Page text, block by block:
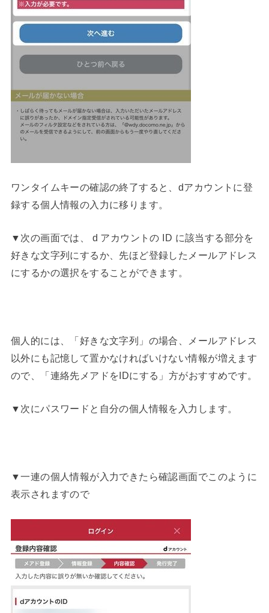
ワンタイムキーの確認の終了すると、dアカウントに登
録する個人情報の入力に移ります。
▼次の画面では、 d アカウントの ID に該当する部分を
好きな文字列にするか、先ほど登録したメールアドレス
にするかの選択をすることができます。
個人的には、「好きな文字列」の場合、メールアドレス
以外にも記憶して置かなければいけない情報が増えます
ので、「連絡先メアドをIDにする」方がおすすめです。
▼次にパスワードと自分の個人情報を入力します。
▼一連の個人情報が入力できたら確認画面でこのように
表示されますので